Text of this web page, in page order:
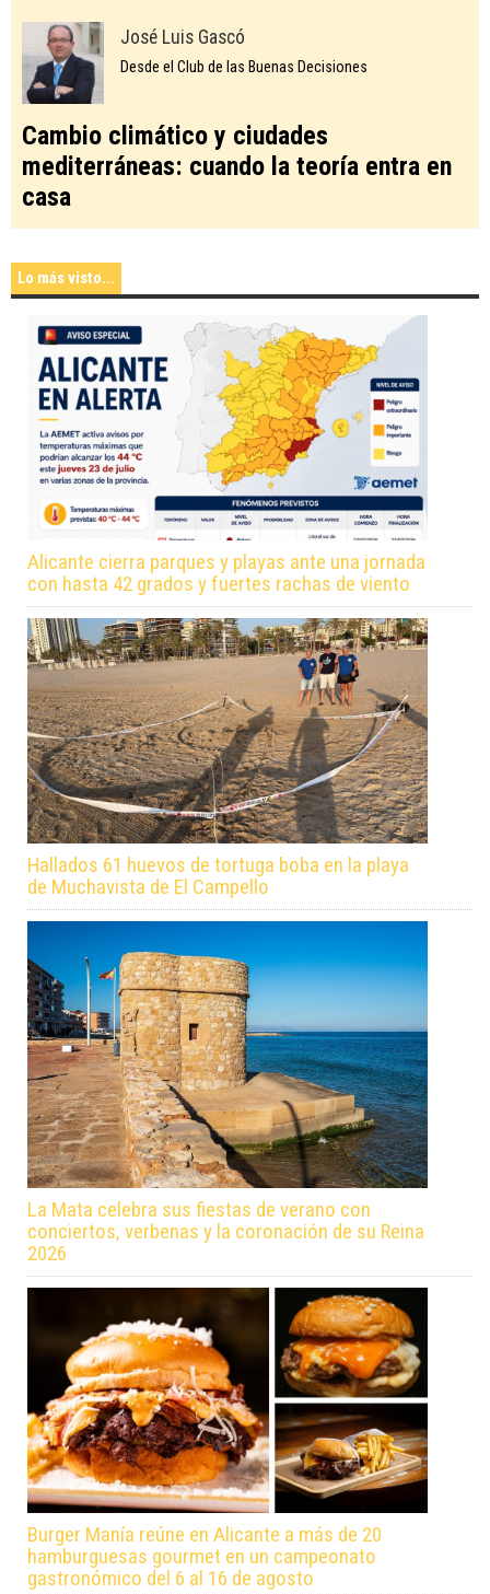
José Luis Gascó
Desde el Club de las Buenas Decisiones
Cambio climático y ciudades
mediterráneas: cuando la teoría entra en
casa
Lo más visto...
Alicante cierra parques y playas ante una jornada
con hasta 42 grados y fuertes rachas de viento
Hallados 61 huevos de tortuga boba en la playa
de Muchavista de El Campello
La Mata celebra sus fiestas de verano con
conciertos, verbenas y la coronación de su Reina
2026
Burger Manía reúne en Alicante a más de 20
hamburguesas gourmet en un campeonato
gastronómico del 6 al 16 de agosto